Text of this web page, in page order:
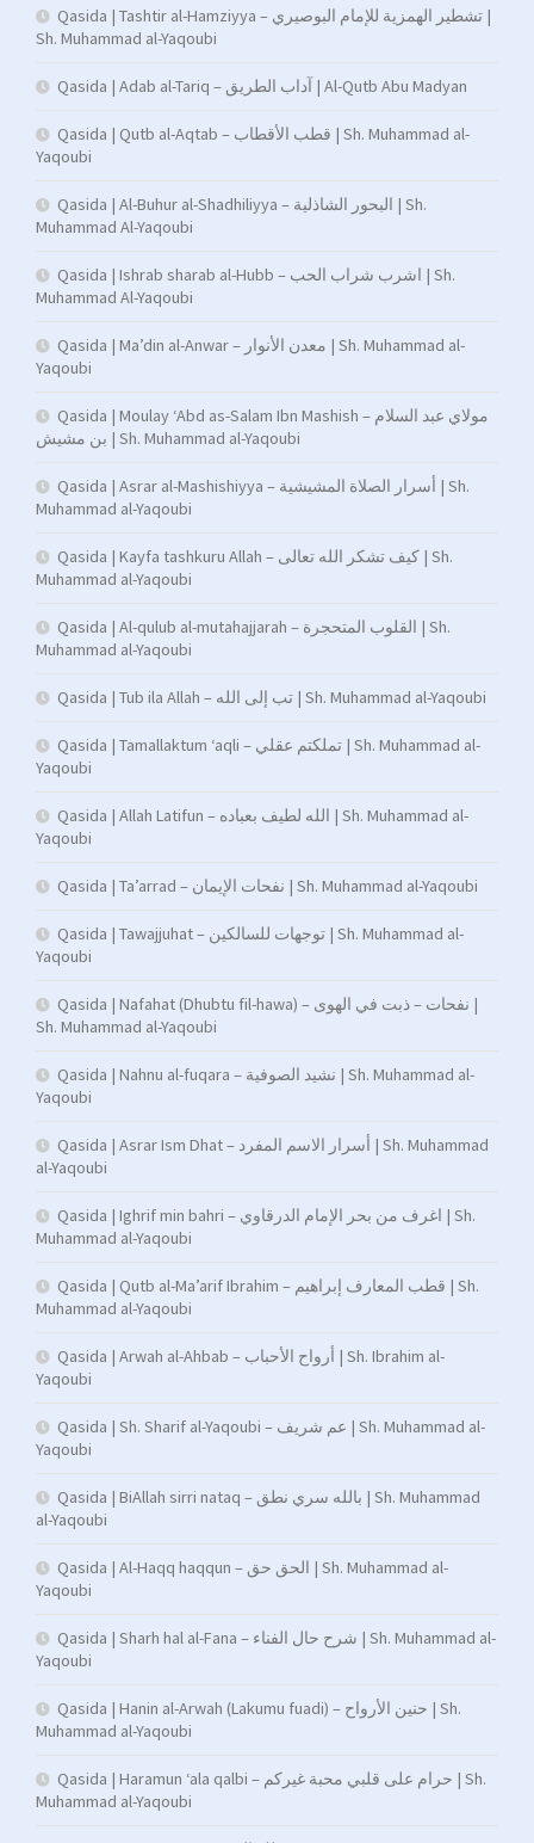
Qasida | Tashtir al-Hamziyya – تشطير الهمزية للإمام البوصيري |
Sh. Muhammad al-Yaqoubi
Qasida | Adab al-Tariq – آداب الطريق | Al-Qutb Abu Madyan
Qasida | Qutb al-Aqtab – قطب الأقطاب | Sh. Muhammad al-
Yaqoubi
Qasida | Al-Buhur al-Shadhiliyya – البحور الشاذلية | Sh.
Muhammad Al-Yaqoubi
Qasida | Ishrab sharab al-Hubb – اشرب شراب الحب | Sh.
Muhammad Al-Yaqoubi
Qasida | Ma’din al-Anwar – معدن الأنوار | Sh. Muhammad al-
Yaqoubi
Qasida | Moulay ‘Abd as-Salam Ibn Mashish – مولاي عبد السلام
بن مشيش | Sh. Muhammad al-Yaqoubi
Qasida | Asrar al-Mashishiyya – أسرار الصلاة المشيشية | Sh.
Muhammad al-Yaqoubi
Qasida | Kayfa tashkuru Allah – كيف تشكر الله تعالى | Sh.
Muhammad al-Yaqoubi
Qasida | Al-qulub al-mutahajjarah – القلوب المتحجرة | Sh.
Muhammad al-Yaqoubi
Qasida | Tub ila Allah – تب إلى الله | Sh. Muhammad al-Yaqoubi
Qasida | Tamallaktum ‘aqli – تملكتم عقلي | Sh. Muhammad al-
Yaqoubi
Qasida | Allah Latifun – الله لطيف بعباده | Sh. Muhammad al-
Yaqoubi
Qasida | Ta’arrad – نفحات الإيمان | Sh. Muhammad al-Yaqoubi
Qasida | Tawajjuhat – توجهات للسالكين | Sh. Muhammad al-
Yaqoubi
Qasida | Nafahat (Dhubtu fil-hawa) – نفحات – ذبت في الهوى |
Sh. Muhammad al-Yaqoubi
Qasida | Nahnu al-fuqara – نشيد الصوفية | Sh. Muhammad al-
Yaqoubi
Qasida | Asrar Ism Dhat – أسرار الاسم المفرد | Sh. Muhammad
al-Yaqoubi
Qasida | Ighrif min bahri – اغرف من بحر الإمام الدرقاوي | Sh.
Muhammad al-Yaqoubi
Qasida | Qutb al-Ma’arif Ibrahim – قطب المعارف إبراهيم | Sh.
Muhammad al-Yaqoubi
Qasida | Arwah al-Ahbab – أرواح الأحباب | Sh. Ibrahim al-
Yaqoubi
Qasida | Sh. Sharif al-Yaqoubi – عم شريف | Sh. Muhammad al-
Yaqoubi
Qasida | BiAllah sirri nataq – بالله سري نطق | Sh. Muhammad
al-Yaqoubi
Qasida | Al-Haqq haqqun – الحق حق | Sh. Muhammad al-
Yaqoubi
Qasida | Sharh hal al-Fana – شرح حال الفناء | Sh. Muhammad al-
Yaqoubi
Qasida | Hanin al-Arwah (Lakumu fuadi) – حنين الأرواح | Sh.
Muhammad al-Yaqoubi
Qasida | Haramun ‘ala qalbi – حرام على قلبي محبة غيركم | Sh.
Muhammad al-Yaqoubi